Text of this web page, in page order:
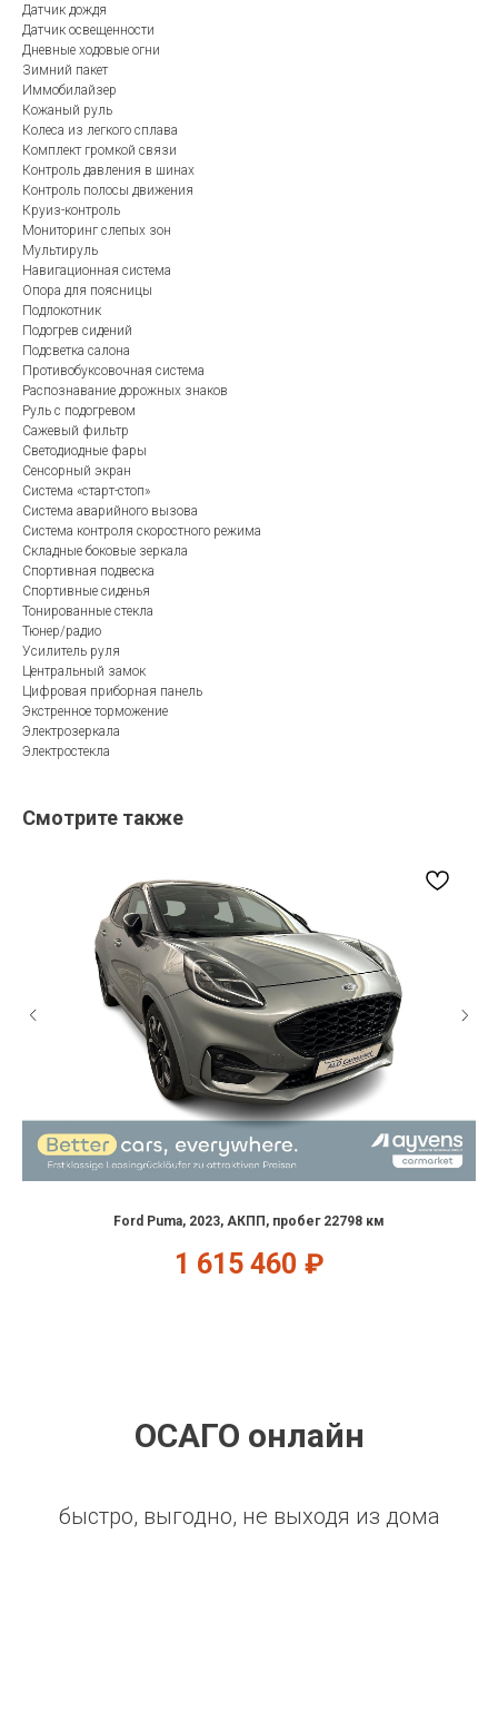
Датчик дождя
Датчик освещенности
Дневные ходовые огни
Зимний пакет
Иммобилайзер
Кожаный руль
Колеса из легкого сплава
Комплект громкой связи
Контроль давления в шинах
Контроль полосы движения
Круиз-контроль
Мониторинг слепых зон
Мультируль
Навигационная система
Опора для поясницы
Подлокотник
Подогрев сидений
Подсветка салона
Противобуксовочная система
Распознавание дорожных знаков
Руль с подогревом
Сажевый фильтр
Светодиодные фары
Сенсорный экран
Система «старт-стоп»
Система аварийного вызова
Система контроля скоростного режима
Складные боковые зеркала
Спортивная подвеска
Спортивные сиденья
Тонированные стекла
Тюнер/радио
Усилитель руля
Центральный замок
Цифровая приборная панель
Экстренное торможение
Электрозеркала
Электростекла
Смотрите также
Ford Puma, 2023, АКПП, пробег 22798 км
1 615 460 ₽
ОСАГО онлайн
быстро, выгодно, не выходя из дома